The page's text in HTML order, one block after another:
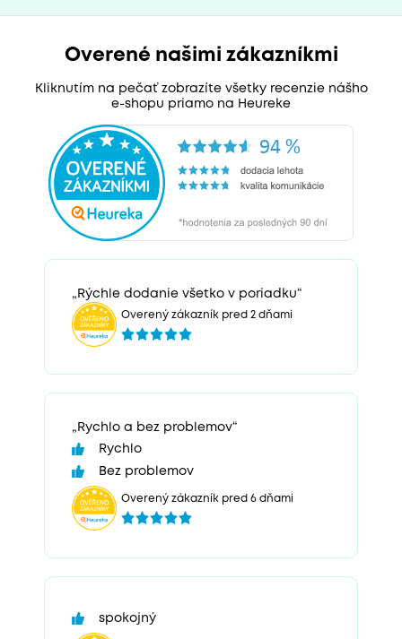
Overené našimi zákazníkmi
Kliknutím na pečať zobrazíte všetky recenzie nášho
e-shopu priamo na Heureke
„Rýchle dodanie všetko v poriadku“
Overený zákazník pred 2 dňami
„Rychlo a bez problemov“
Rychlo
Bez problemov
Overený zákazník pred 6 dňami
spokojný